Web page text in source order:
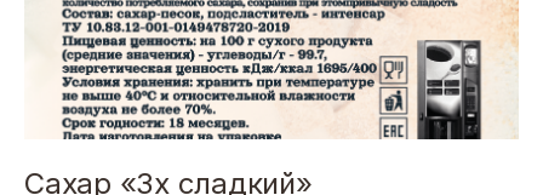
Сахар «3х сладкий»